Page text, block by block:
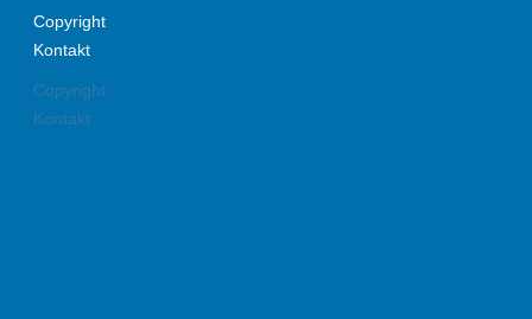
Copyright
Kontakt
Copyright
Kontakt